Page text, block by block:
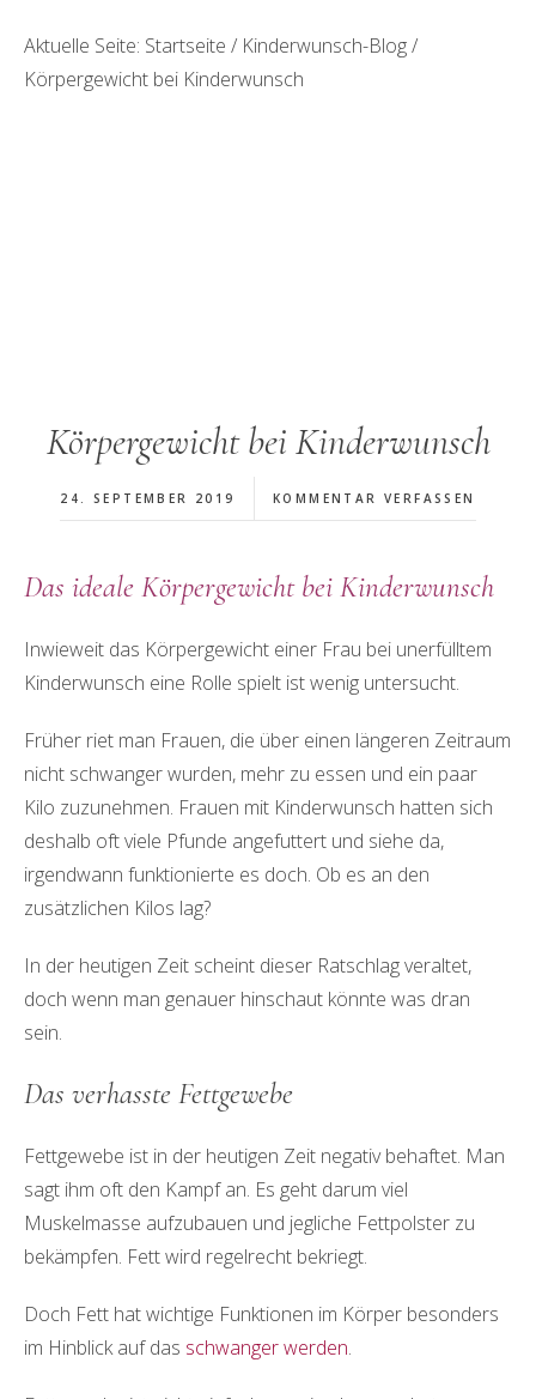
Aktuelle Seite: Startseite / Kinderwunsch-Blog/
Körpergewicht bei Kinderwunsch
Körpergewicht bei Kinderwunsch
24. SEPTEMBER 2019 KOMMENTAR VERFASSEN
Das ideale Körpergewicht bei Kinderwunsch
Inwieweit das Körpergewicht einer Frau bei unerfülltem
Kinderwunsch eine Rolle spielt ist wenig untersucht.
Früher riet man Frauen, die über einen längeren Zeitraum
nicht schwanger wurden, mehr zu essen und ein paar
Kilo zuzunehmen. Frauen mit Kinderwunsch hatten sich
deshalb oft viele Pfunde angefuttert und siehe da,
irgendwann funktionierte es doch. Ob es an den
zusätzlichen Kilos lag?
In der heutigen Zeit scheint dieser Ratschlag veraltet,
doch wenn man genauer hinschaut könnte was dran
sein.
Das verhasste Fettgewebe
Fettgewebe ist in der heutigen Zeit negativ behaftet. Man
sagt ihm oft den Kampf an. Es geht darum viel
Muskelmasse aufzubauen und jegliche Fettpolster zu
bekämpfen. Fett wird regelrecht bekriegt.
Doch Fett hat wichtige Funktionen im Körper besonders
im Hinblick auf das schwanger werden.